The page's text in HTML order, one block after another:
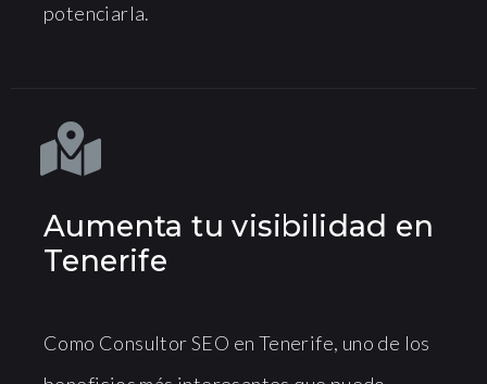
potenciarla.
Aumenta tu visibilidad en
Tenerife
Como Consultor SEO en Tenerife, uno de los